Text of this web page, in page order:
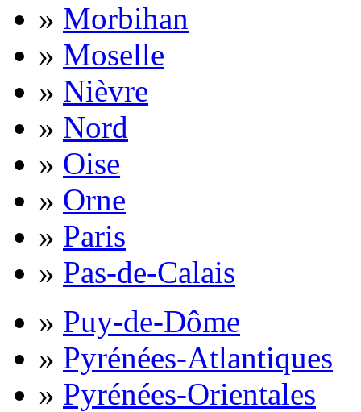
» Morbihan
» Moselle
» Nièvre
» Nord
» Oise
» Orne
» Paris
» Pas-de-Calais
» Puy-de-Dôme
» Pyrénées-Atlantiques
» Pyrénées-Orientales